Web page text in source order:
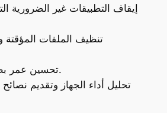
إيقاف التطبيقات غير الضرورية
تنظيف الملفات المؤقتة
تحسين عمر بطارية الجهاز.
تحليل أداء الجهاز وتقديم